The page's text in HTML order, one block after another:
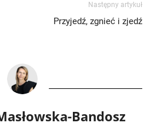
Następny artykuł
Przyjedź, zgnieć i zjedź
Bandosz